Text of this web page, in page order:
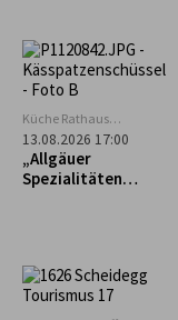
Küche Rathaus
Scheidegg
13.08.2026 17:00
„Allgäuer
Spezialitäten